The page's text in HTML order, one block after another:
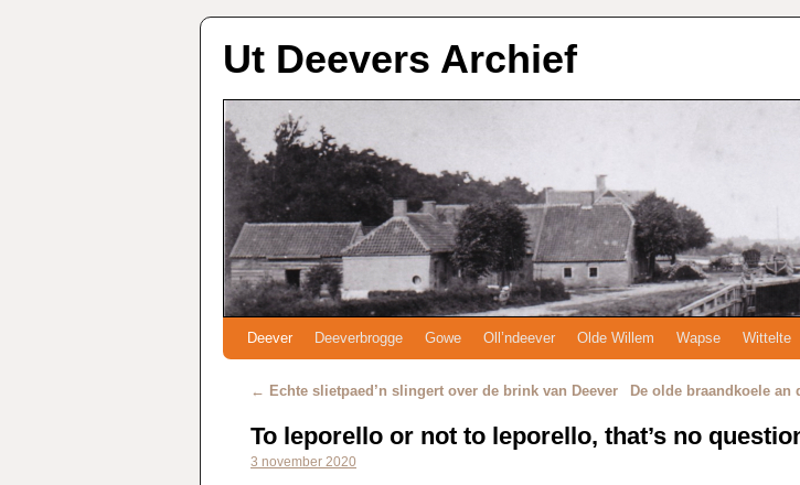
Ut Deevers Archief
Deever Deeverbrogge Gowe Oll’ndeever Olde Willem Wapse Wittelte
← Echte slietpaed’n slingert over de brink van Deever De olde braandkoele an
To leporello or not to leporello, that’s no
3 november 2020